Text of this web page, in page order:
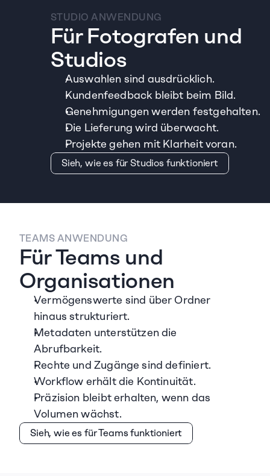
STUDIO ANWENDUNG
Für Fotografen und
Studios
Auswahlen sind ausdrücklich.
Kundenfeedback bleibt beim Bild.
Genehmigungen werden festgehalten.
Die Lieferung wird überwacht.
Projekte gehen mit Klarheit voran.
Sieh, wie es für Studios funktioniert
TEAMS ANWENDUNG
Für Teams und
Organisationen
Vermögenswerte sind über Ordner
hinaus strukturiert.
Metadaten unterstützen die
Abrufbarkeit.
Rechte und Zugänge sind definiert.
Workflow erhält die Kontinuität.
Präzision bleibt erhalten, wenn das
Volumen wächst.
Sieh, wie es für Teams funktioniert